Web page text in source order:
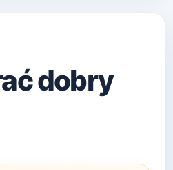
dobry